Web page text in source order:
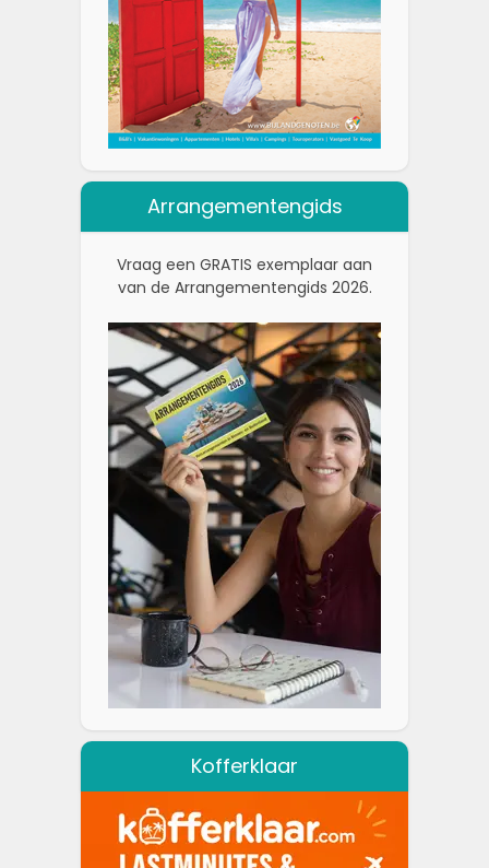
Arrangementengids
Vraag een GRATIS exemplaar aan
van de Arrangementengids 2026.
Kofferklaar